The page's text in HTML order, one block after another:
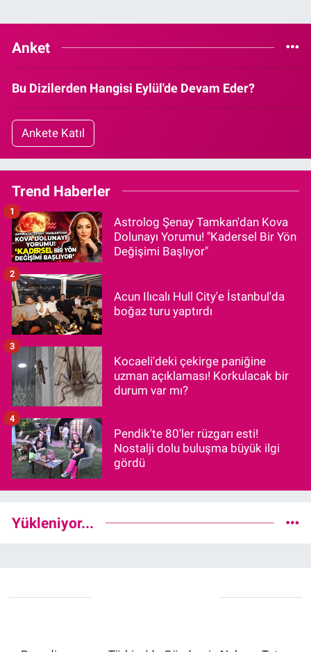
Anket
Bu Dizilerden Hangisi Eylül'de Devam Eder?
Ankete Katıl
Trend Haberler
Astrolog Şenay Tamkan'dan Kova
Dolunayı Yorumu! "Kadersel Bir Yön
Değişimi Başlıyor"
1
Acun Ilıcalı Hull City'e İstanbul'da
boğaz turu yaptırdı
2
Kocaeli'deki çekirge paniğine
uzman açıklaması! Korkulacak bir
durum var mı?
3
Pendik'te 80'ler rüzgarı esti!
Nostalji dolu buluşma büyük ilgi
gördü
4
Yükleniyor...